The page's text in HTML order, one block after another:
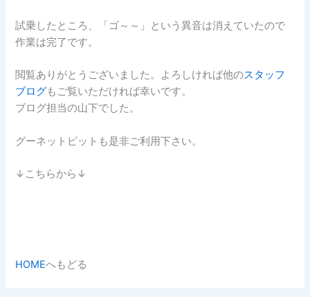
試乗したところ、「ゴ～～」という異音は消えていたので
作業は完了です。
閲覧ありがとうございました。よろしければ他のスタッフ
ブログもご覧いただければ幸いです。
ブログ担当の山下でした。
グーネットピットも是非ご利用下さい。
↓こちらから↓
HOMEへもどる